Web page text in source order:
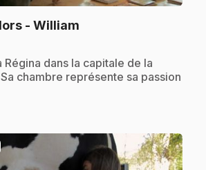
- William
Régina dans la capitale de la
chambre représente sa passion